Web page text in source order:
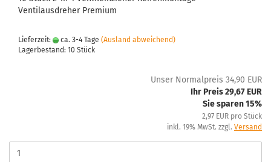
Ventilausdreher Premium
Lieferzeit: ca. 3-4 Tage (Ausland abweichend)
Lagerbestand: 10 Stück
Unser Normalpreis 34,90 EUR
Ihr Preis 29,67 EUR
Sie sparen 15%
2,97 EUR pro Stück
inkl. 19% MwSt. zzgl. Versand